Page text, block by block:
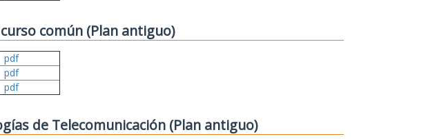
común (Plan antiguo)
pdf
pdf
pdf
de Telecomunicación (Plan antiguo)